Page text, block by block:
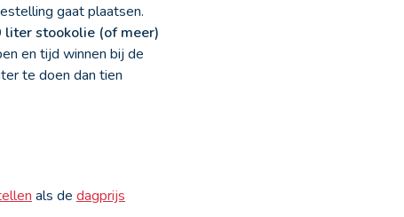
gaat plaatsen.
stookolie (of meer)
en tijd winnen bij de
te doen dan tien
als de dagprijs